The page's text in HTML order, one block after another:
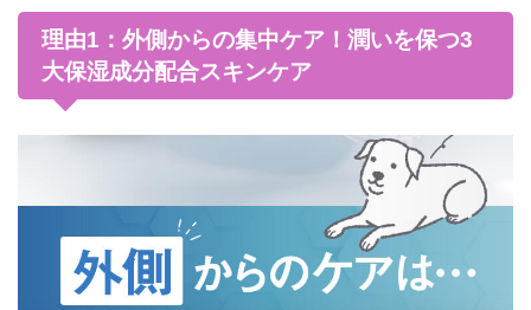
理由1：外側からの集中ケア！潤いを保つ3
大保湿成分配合スキンケア